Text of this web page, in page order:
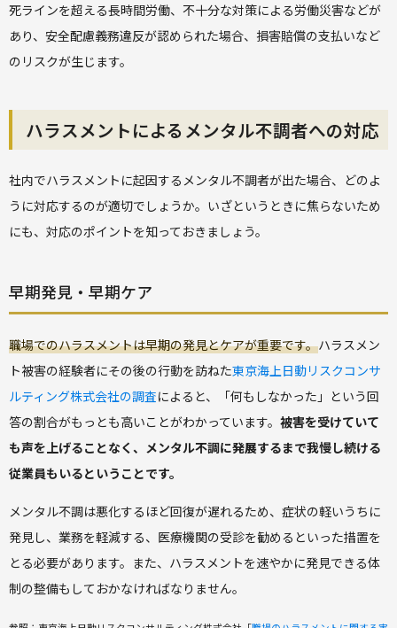
死ラインを超える長時間労働、不十分な対策による労働災害などが
あり、安全配慮義務違反が認められた場合、損害賠償の支払いなど
のリスクが生じます。
ハラスメントによるメンタル不調者への対応
社内でハラスメントに起因するメンタル不調者が出た場合、どのよ
うに対応するのが適切でしょうか。いざというときに焦らないため
にも、対応のポイントを知っておきましょう。
早期発見・早期ケア
職場でのハラスメントは早期の発見とケアが重要です。ハラスメン
ト被害の経験者にその後の行動を訪ねた東京海上日動リスクコンサ
ルティング株式会社の調査によると、「何もしなかった」という回
答の割合がもっとも高いことがわかっています。 被害を受けていて
も声を上げることなく、メンタル不調に発展するまで我慢し続ける
従業員もいるということです。
メンタル不調は悪化するほど回復が遅れるため、症状の軽いうちに
発見し、業務を軽減する、医療機関の受診を勧めるといった措置を
とる必要があります。また、ハラスメントを速やかに発見できる体
制の整備もしておかなければなりません。